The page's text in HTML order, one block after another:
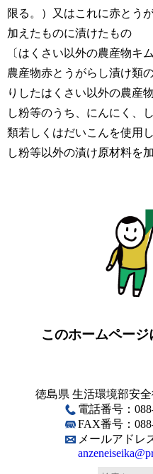
限る。）又はこれに赤とう
加えたものに漬けたもの
〔はくさい以外の農産物キム
農産物赤とうがらし漬け類
りしたはくさい以外の農産
し粉等のうち、にんにく、
類若しくはだいこんを使用
し粉等以外の漬け原材料を
このホームペー
徳島県 生活環境部安
電話番号：
FAX番号：
メールアドレ